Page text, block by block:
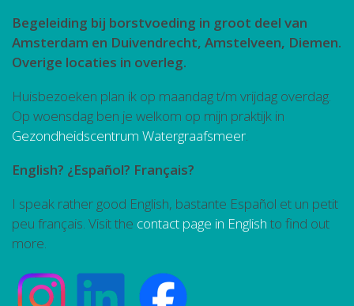
Begeleiding bij borstvoeding in groot deel van
Amsterdam en Duivendrecht, Amstelveen, Diemen.
Overige locaties in overleg.
Huisbezoeken plan ik op maandag t/m vrijdag overdag.
Op woensdag ben je welkom op mijn praktijk in
Gezondheidscentrum Watergraafsmeer
English? ¿Español? Français?
I speak rather good English, bastante Español et un petit
peu français. Visit the contact page in English to find out
more.